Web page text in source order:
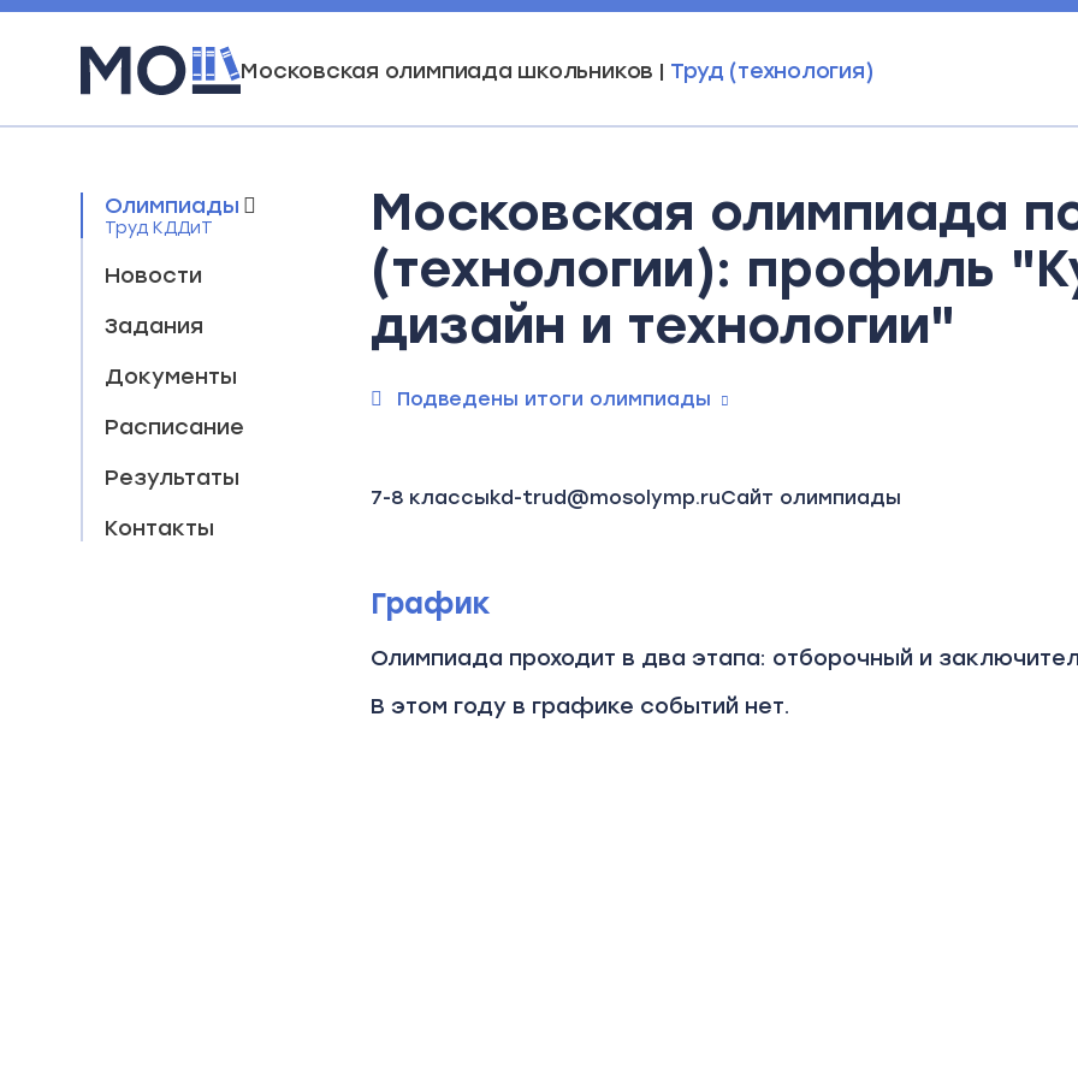
Московская олимпиада школьников | Труд (технология)
Олимпиады
Труд КДДиТ
Новости
Задания
Документы
Расписание
Результаты
Контакты
Московская олимпиада
(технологии): профиль
дизайн и технологии"
Подведены итоги олимпиады
7-8 классыkd-trud@mosolymp.ruСайт олимпиады
График
Олимпиада проходит в два этапа: отборочный и
В этом году в графике событий нет.